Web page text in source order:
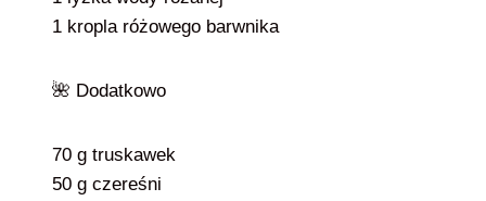
1 kropla różowego barwnika
🌺 Dodatkowo
70 g truskawek
50 g czereśni